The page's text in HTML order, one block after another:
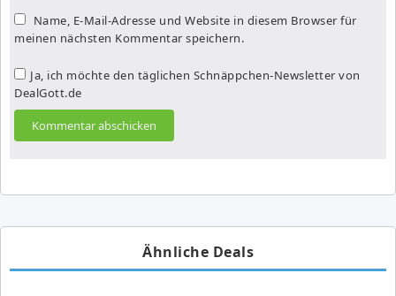
Name, E-Mail-Adresse und Website in diesem Browser für
meinen nächsten Kommentar speichern.
Ja, ich möchte den täglichen Schnäppchen-Newsletter von
DealGott.de
Ähnliche Deals